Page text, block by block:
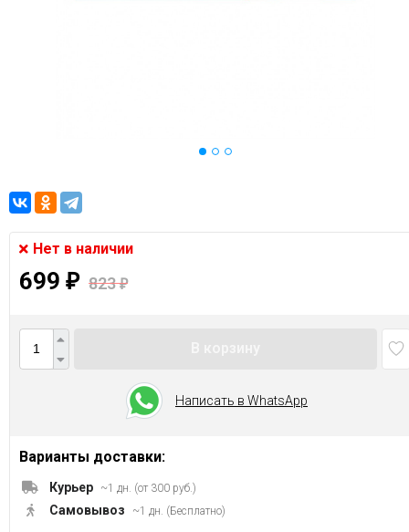
Нет в наличии
699 ₽ 823₽
Написать в WhatsApp
Варианты доставки:
Курьер ~1 дн. (от 300 руб.)
Самовывоз ~1 дн. (Бесплатно)